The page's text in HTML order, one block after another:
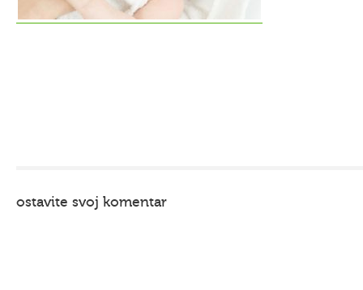
ostavite svoj komentar